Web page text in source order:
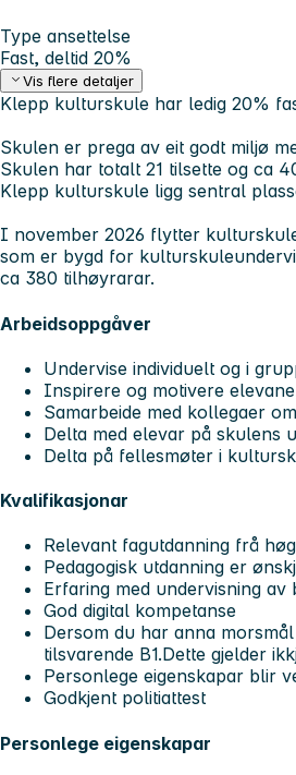
Type ansettelse
Fast, deltid 20%
Vis flere detaljer
Klepp kulturskule har ledig 20%
Skulen er prega av eit godt miljø
Skulen har totalt 21 tilsette og ca
Klepp kulturskule ligg sentral
I november 2026 flytter
som er bygd for
ca 380 tilhøyrarar.
Arbeidsoppgåver
Undervise individuelt og i
Inspirere og motivere
Samarbeide med kollegaer
Delta med elevar på skulens
Delta på fellesmøter i
Kvalifikasjonar
Relevant fagutdanning frå
Pedagogisk utdanning er
Erfaring med undervisning av
God digital kompetanse
Dersom du har anna
tilsvarende B1.Dette gjelder
Personlege eigenskapar blir
Godkjent politiattest
Personlege eigenskapar